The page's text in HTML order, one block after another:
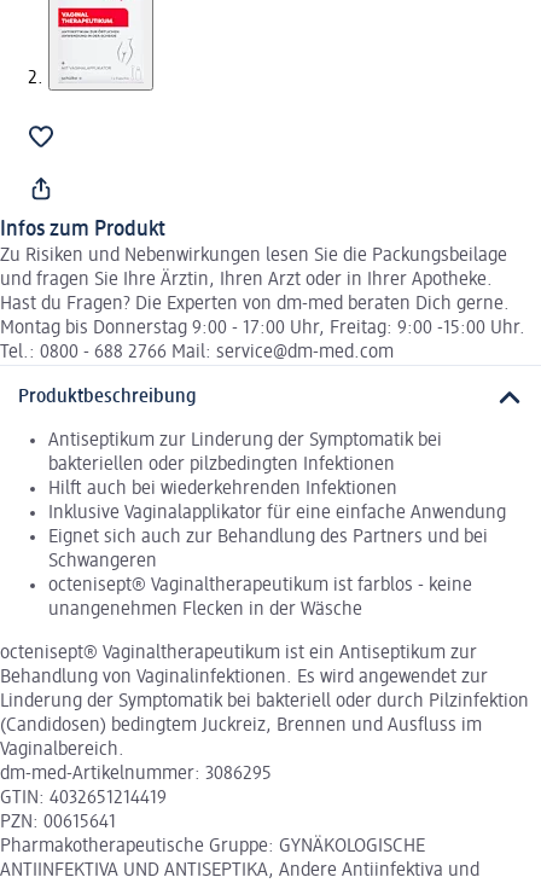
Infos zum Produkt
Zu Risiken und Nebenwirkungen lesen Sie die Packungsbeilage
und fragen Sie Ihre Ärztin, Ihren Arzt oder in Ihrer Apotheke.
Hast du Fragen? Die Experten von dm-med beraten Dich gerne.
Montag bis Donnerstag 9:00 - 17:00 Uhr, Freitag: 9:00 -15:00 Uhr.
Tel.: 0800 - 688 2766 Mail: service@dm-med.com
Produktbeschreibung
Antiseptikum zur Linderung der Symptomatik bei
bakteriellen oder pilzbedingten Infektionen
Hilft auch bei wiederkehrenden Infektionen
Inklusive Vaginalapplikator für eine einfache Anwendung
Eignet sich auch zur Behandlung des Partners und bei
Schwangeren
octenisept® Vaginaltherapeutikum ist farblos - keine
unangenehmen Flecken in der Wäsche
octenisept® Vaginaltherapeutikum ist ein Antiseptikum zur
Behandlung von Vaginalinfektionen. Es wird angewendet zur
Linderung der Symptomatik bei bakteriell oder durch Pilzinfektion
(Candidosen) bedingtem Juckreiz, Brennen und Ausfluss im
Vaginalbereich.
dm-med-Artikelnummer: 3086295
GTIN: 4032651214419
PZN: 00615641
Pharmakotherapeutische Gruppe: GYNÄKOLOGISCHE
ANTIINFEKTIVA UND ANTISEPTIKA, Andere Antiinfektiva und